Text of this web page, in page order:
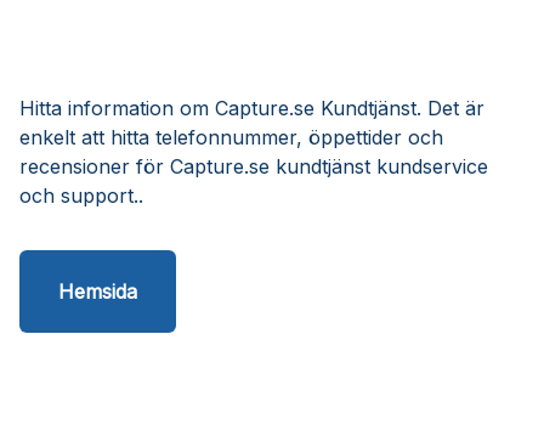
Hitta information om Capture.se Kundtjänst. Det är
enkelt att hitta telefonnummer, öppettider och
recensioner för Capture.se kundtjänst kundservice
och support..
Hemsida